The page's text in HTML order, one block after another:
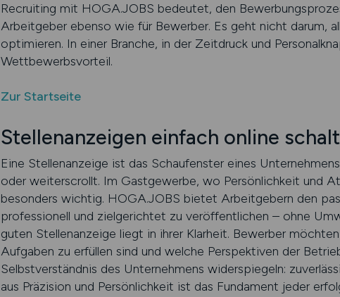
Recruiting mit HOGA.JOBS bedeutet, den
Arbeitgeber ebenso wie für Bewerber. Es geht nicht darum,
optimieren. In einer Branche, in der Zeitdruck und
Wettbewerbsvorteil.
Zur Startseite
Stellenanzeigen einfach online
Eine Stellenanzeige ist das Schaufenster eines
oder weiterscrollt. Im Gastgewerbe, wo Persönlichkeit und
besonders wichtig. HOGA.JOBS bietet Arbeitgebern den
professionell und zielgerichtet zu veröffentlichen – ohne
guten Stellenanzeige liegt in ihrer Klarheit. Bewerber
Aufgaben zu erfüllen sind und welche Perspektiven der
Selbstverständnis des Unternehmens widerspiegeln:
aus Präzision und Persönlichkeit ist das Fundament jeder